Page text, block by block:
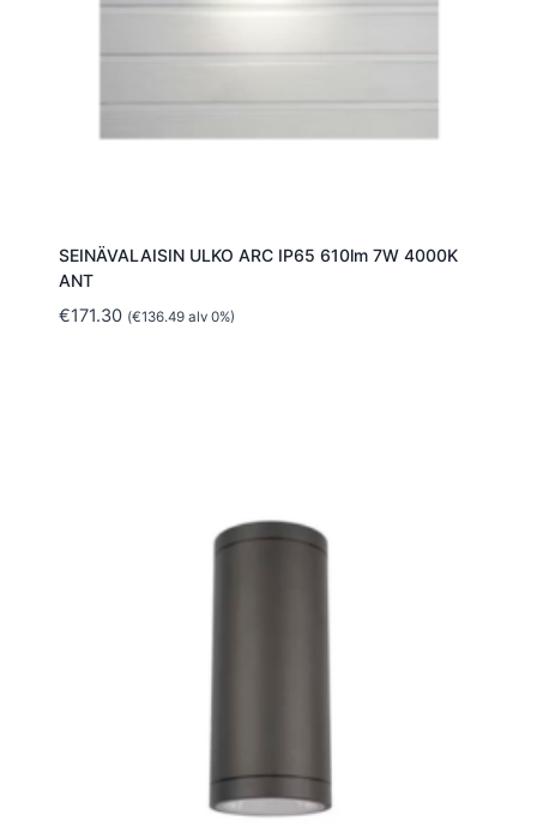
SEINÄVALAISIN ULKO ARC IP65 610lm 7W 4000K
ANT
€171.30 (€136.49alv 0%)